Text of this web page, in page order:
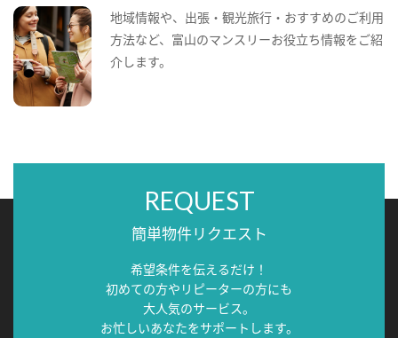
地域情報や、出張・観光旅行・おすすめのご利用
方法など、富山のマンスリーお役立ち情報をご紹
介します。
REQUEST
簡単物件リクエスト
希望条件を伝えるだけ！
初めての方やリピーターの方にも
大人気のサービス。
お忙しいあなたをサポートします。